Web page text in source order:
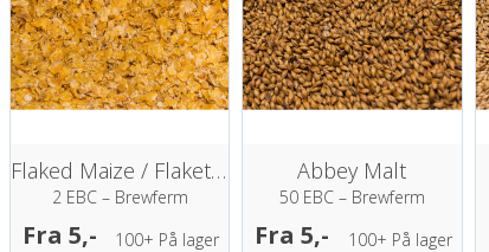
Flaked Maize / Flaket Mais
2 EBC – Brewferm
Fra 5,- 100+ På lager
Abbey Malt
50 EBC – Brewferm
Fra 5,- 100+ På lager